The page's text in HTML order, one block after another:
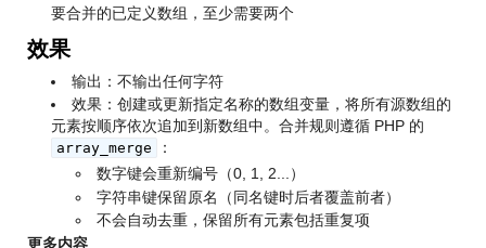
要合并的已定义数组，至少需要两个
效果
输出：不输出任何字符
效果：创建或更新指定名称的数组变量，将所有源数组的
元素按顺序依次追加到新数组中。合并规则遵循 PHP 的
array_merge
：
数字键会重新编号（0, 1, 2...）
字符串键保留原名（同名键时后者覆盖前者）
不会自动去重，保留所有元素包括重复项
更多内容